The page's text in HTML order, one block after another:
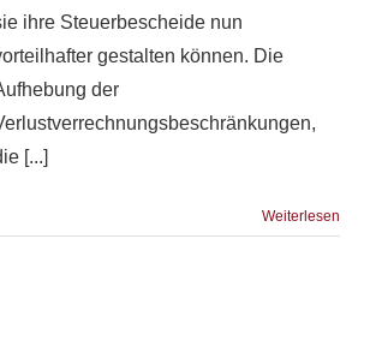
ihre Steuerbescheide nun
gestalten können. Die
der
[...]
Weiterlesen